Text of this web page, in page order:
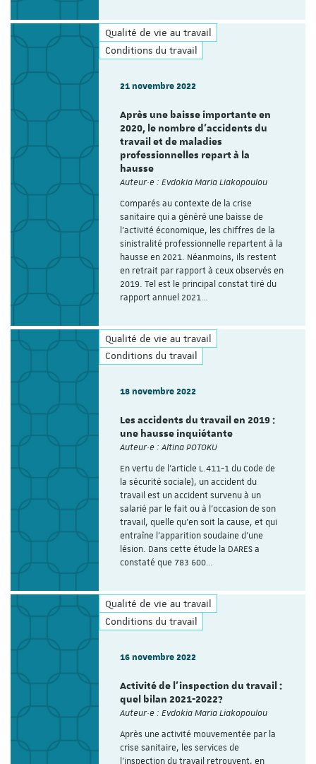
Qualité de vie au travail
Conditions du travail
21 novembre 2022
Après une baisse importante en
2020, le nombre d'accidents du
travail et de maladies
professionnelles repart à la
hausse
Auteur·e : Evdokia Maria Liakopoulou
Comparés au contexte de la crise
sanitaire qui a généré une baisse de
l’activité économique, les chiffres de la
sinistralité professionnelle repartent à la
hausse en 2021. Néanmoins, ils restent
en retrait par rapport à ceux observés en
2019. Tel est le principal constat tiré du
rapport annuel 2021…
Qualité de vie au travail
Conditions du travail
18 novembre 2022
Les accidents du travail en 2019 :
une hausse inquiétante
Auteur·e : Altina POTOKU
En vertu de l'article L.411-1 du Code de
la sécurité sociale), un accident du
travail est un accident survenu à un
salarié par le fait ou à l’occasion de son
travail, quelle qu’en soit la cause, et qui
entraîne l’apparition soudaine d’une
lésion. Dans cette étude la DARES a
constaté que 783 600…
Qualité de vie au travail
Conditions du travail
16 novembre 2022
Activité de l’inspection du travail :
quel bilan 2021-2022?
Auteur·e : Evdokia Maria Liakopoulou
Après une activité mouvementée par la
crise sanitaire, les services de
l’inspection du travail retrouvent, en